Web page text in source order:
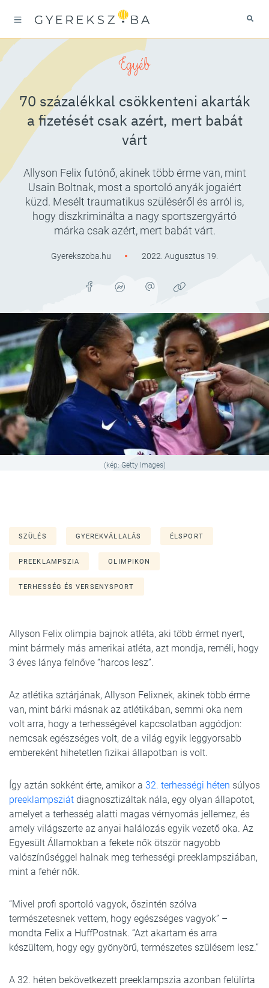
Egyéb
70 százalékkal csökkenteni akarták
a fizetését csak azért, mert babát
várt
Allyson Felix futónő, akinek több érme van, mint
Usain Boltnak, most a sportoló anyák jogaiért
küzd. Mesélt traumatikus szüléséről és arról is,
hogy diszkriminálta a nagy sportszergyártó
márka csak azért, mert babát várt.
Gyerekszoba.hu 2022. Augusztus 19.
(kép: Getty Images)
SZÜLÉS GYEREKVÁLLALÁS ÉLSPORT
PREEKLAMPSZIA OLIMPIKON
TERHESSÉG ÉS VERSENYSPORT
Allyson Felix olimpia bajnok atléta, aki több érmet nyert,
mint bármely más amerikai atléta, azt mondja, reméli, hogy
3 éves lánya felnőve “harcos lesz”.
Az atlétika sztárjának, Allyson Felixnek, akinek több érme
van, mint bárki másnak az atlétikában, semmi oka nem
volt arra, hogy a terhességével kapcsolatban aggódjon:
nemcsak egészséges volt, de a világ egyik leggyorsabb
embereként hihetetlen fizikai állapotban is volt.
Így aztán sokként érte, amikor a 32. terhességi héten súlyos
preeklampsziát diagnosztizáltak nála, egy olyan állapotot,
amelyet a terhesség alatti magas vérnyomás jellemez, és
amely világszerte az anyai halálozás egyik vezető oka. Az
Egyesült Államokban a fekete nők ötször nagyobb
valószínűséggel halnak meg terhességi preeklampsziában,
mint a fehér nők.
“Mivel profi sportoló vagyok, őszintén szólva
természetesnek vettem, hogy egészséges vagyok” –
mondta Felix a HuffPostnak. “Azt akartam és arra
készültem, hogy egy gyönyörű, természetes szülésem lesz.”
A 32. héten bekövetkezett preeklampszia azonban felülírta